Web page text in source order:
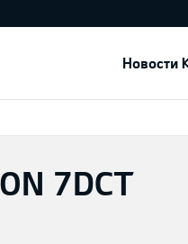
Новости
7DCT